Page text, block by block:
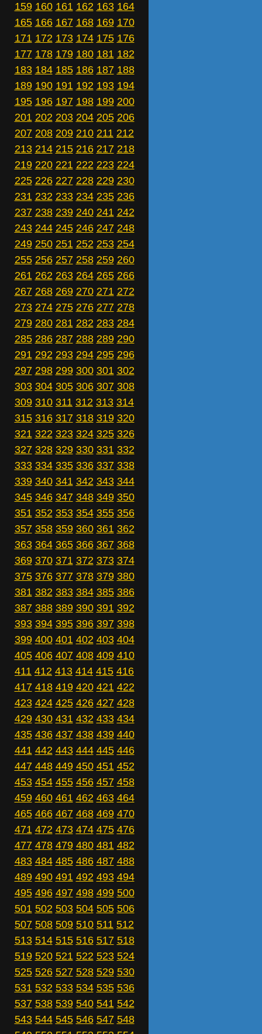
159 160 161 162 163 164
165 166 167 168 169 170
171 172 173 174 175 176
177 178 179 180 181 182
183 184 185 186 187 188
189 190 191 192 193 194
195 196 197 198 199 200
201 202 203 204 205 206
207 208 209 210 211 212
213 214 215 216 217 218
219 220 221 222 223 224
225 226 227 228 229 230
231 232 233 234 235 236
237 238 239 240 241 242
243 244 245 246 247 248
249 250 251 252 253 254
255 256 257 258 259 260
261 262 263 264 265 266
267 268 269 270 271 272
273 274 275 276 277 278
279 280 281 282 283 284
285 286 287 288 289 290
291 292 293 294 295 296
297 298 299 300 301 302
303 304 305 306 307 308
309 310 311 312 313 314
315 316 317 318 319 320
321 322 323 324 325 326
327 328 329 330 331 332
333 334 335 336 337 338
339 340 341 342 343 344
345 346 347 348 349 350
351 352 353 354 355 356
357 358 359 360 361 362
363 364 365 366 367 368
369 370 371 372 373 374
375 376 377 378 379 380
381 382 383 384 385 386
387 388 389 390 391 392
393 394 395 396 397 398
399 400 401 402 403 404
405 406 407 408 409 410
411 412 413 414 415 416
417 418 419 420 421 422
423 424 425 426 427 428
429 430 431 432 433 434
435 436 437 438 439 440
441 442 443 444 445 446
447 448 449 450 451 452
453 454 455 456 457 458
459 460 461 462 463 464
465 466 467 468 469 470
471 472 473 474 475 476
477 478 479 480 481 482
483 484 485 486 487 488
489 490 491 492 493 494
495 496 497 498 499 500
501 502 503 504 505 506
507 508 509 510 511 512
513 514 515 516 517 518
519 520 521 522 523 524
525 526 527 528 529 530
531 532 533 534 535 536
537 538 539 540 541 542
543 544 545 546 547 548